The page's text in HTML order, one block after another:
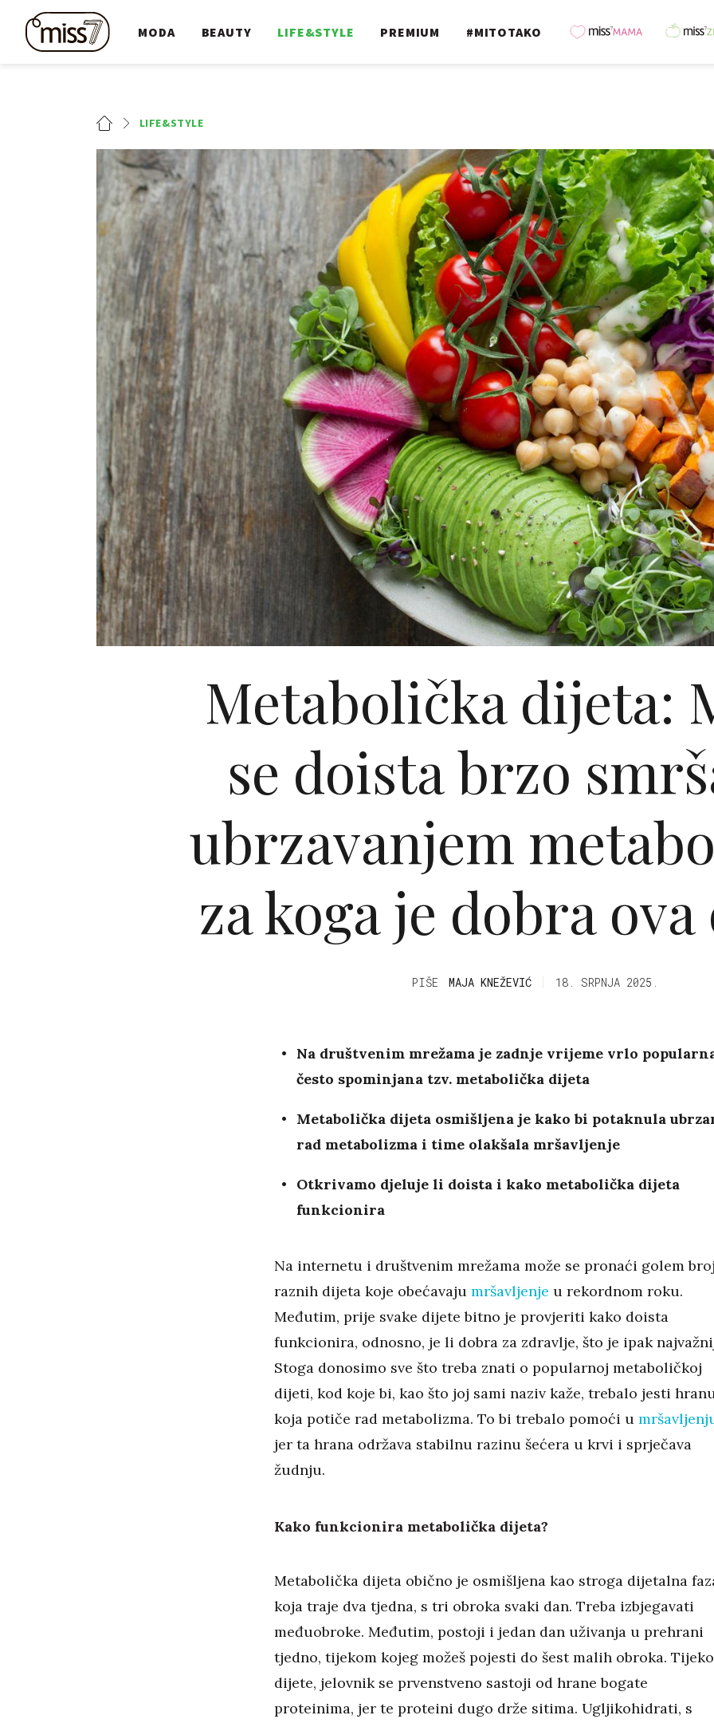
MODA BEAUTY LIFE&STYLE PREMIUM #MITOTAKO
LIFE&STYLE
Metabolička dijeta:
se doista brzo
ubrzavanjem
za koga je dobra
PIŠE MAJA KNEŽEVIĆ 18. SRPNJA 2025.
Na društvenim mrežama je zadnje vrijeme vrlo
često spominjana tzv. metabolička dijeta
Metabolička dijeta osmišljena je kako bi potaknula
rad metabolizma i time olakšala mršavljenje
Otkrivamo djeluje li doista i kako metabolička dijeta
funkcionira
Na internetu i društvenim mrežama može se pronaći golem
raznih dijeta koje obećavaju mršavljenje u rekordnom roku.
Međutim, prije svake dijete bitno je provjeriti kako doista
funkcionira, odnosno, je li dobra za zdravlje, što je ipak
Stoga donosimo sve što treba znati o popularnoj metaboličkoj
dijeti, kod koje bi, kao što joj sami naziv kaže, trebalo jesti
koja potiče rad metabolizma. To bi trebalo pomoći u
jer ta hrana održava stabilnu razinu šećera u krvi i sprječava
žudnju.
Kako funkcionira metabolička dijeta?
Metabolička dijeta obično je osmišljena kao stroga dijetalna
koja traje dva tjedna, s tri obroka svaki dan. Treba izbjegavati
međuobroke. Međutim, postoji i jedan dan uživanja u prehrani
tjedno, tijekom kojeg možeš pojesti do šest malih obroka.
dijete, jelovnik se prvenstveno sastoji od hrane bogate
proteinima, jer te proteini dugo drže sitima. Ugljikohidrati, s